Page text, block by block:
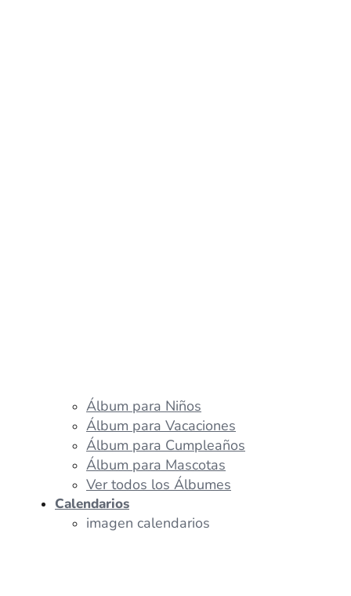
Álbum para Niños
Álbum para Vacaciones
Álbum para Cumpleaños
Álbum para Mascotas
Ver todos los Álbumes
Calendarios
imagen calendarios